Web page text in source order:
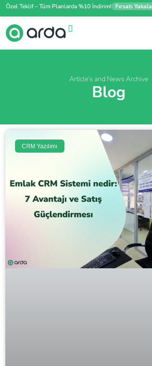
Özel Teklif – Tüm Planlarda %10 İndirim! Fırsatı Yakala
Article’s and News Archive
Blog
CRM Yazılımı